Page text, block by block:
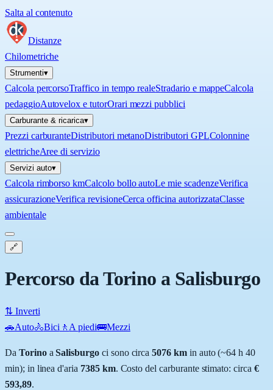
Salta al contenuto
Distanze
Chilometriche
Strumenti▾
Calcola percorsoTraffico in tempo realeStradario e mappeCalcola
pedaggioAutovelox e tutorOrari mezzi pubblici
Carburante & ricarica▾
Prezzi carburanteDistributori metanoDistributori GPLColonnine
elettricheAree di servizio
Servizi auto▾
Calcola rimborso kmCalcolo bollo autoLe mie scadenzeVerifica
assicurazioneVerifica revisioneCerca officina autorizzataClasse
ambientale
🔗
Percorso da Torino a Salisburgo
⇅ Inverti
🚗Auto🚴Bici 🚶 A piedi🚌Mezzi
Da TorinoaSalisburgoci sono circa 5076 kmin auto (~64 h 40
min); in linea d'aria 7385km. Costo del carburante stimato: circa €
593,89.